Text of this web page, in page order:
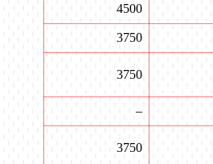
4500
3750
3750
–
3750